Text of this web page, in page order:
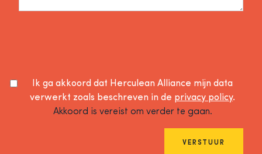
Ik ga akkoord dat Herculean Alliance mijn data
verwerkt zoals beschreven in de privacy policy.
Akkoord is vereist om verder te gaan.
VERSTUUR